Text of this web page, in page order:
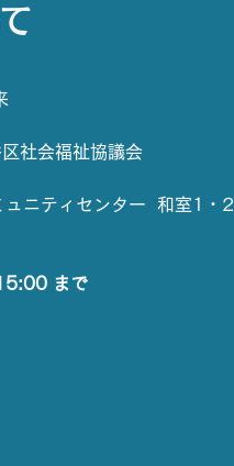
社会福祉協議会
ュニティセンター  和室1・2
まで